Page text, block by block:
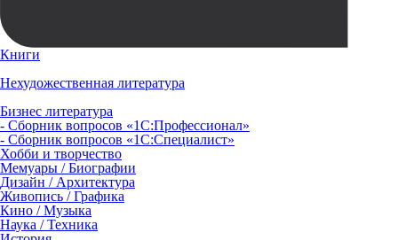
Книги
Нехудожественная литература
Бизнес литература
- Сборник вопросов «1С:Профессионал»
- Сборник вопросов «1С:Специалист»
Хобби и творчество
Мемуары / Биографии
Дизайн / Архитектура
Живопись / Графика
Кино / Музыка
Наука / Техника